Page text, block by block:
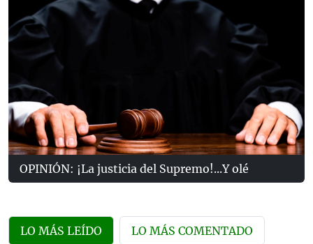
OPINIÓN: ¡La justicia del Supremo!...Y olé
LO MÁS LEÍDO LO MÁS COMENTADO